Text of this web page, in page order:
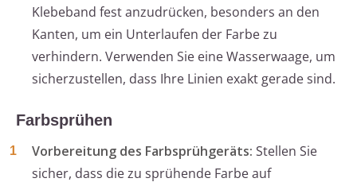
Klebeband fest anzudrücken, besonders an den
Kanten, um ein Unterlaufen der Farbe zu
verhindern. Verwenden Sie eine Wasserwaage, um
sicherzustellen, dass Ihre Linien exakt gerade sind.
Farbsprühen
Vorbereitung des Farbsprühgeräts: Stellen Sie
sicher, dass die zu sprühende Farbe auf